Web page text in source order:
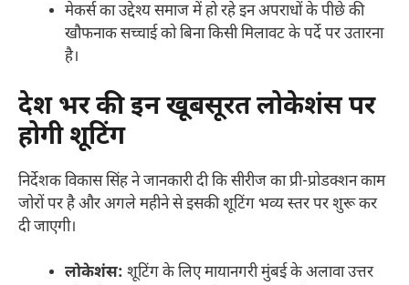
मेकर्स का उद्देश्य समाज में हो रहे इन अपराधों के पीछे की
खौफनाक सच्चाई को बिना किसी मिलावट के पर्दे पर उतारना
है।
देश भर की इन खूबसूरत लोकेशंस पर
होगी शूटिंग
निर्देशक विकास सिंह ने जानकारी दी कि सीरीज का प्री-प्रोडक्शन काम
जोरों पर है और अगले महीने से इसकी शूटिंग भव्य स्तर पर शुरू कर
दी जाएगी।
लोकेशंस: शूटिंग के लिए मायानगरी मुंबई के अलावा उत्तर